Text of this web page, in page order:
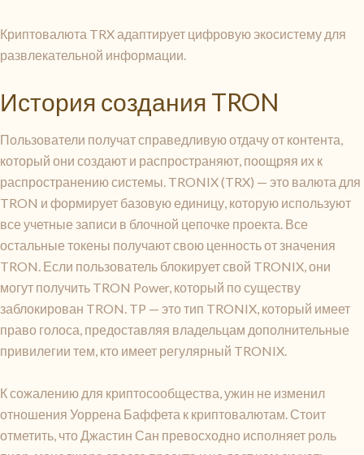
Криптовалюта TRX адаптирует цифровую экосистему для
развлекательной информации.
История создания TRON
Пользователи получат справедливую отдачу от контента,
который они создают и распространяют, поощряя их к
распространению системы. TRONIX (TRX) — это валюта для
TRON и формирует базовую единицу, которую используют
все учетные записи в блочной цепочке проекта. Все
остальные токены получают свою ценность от значения
TRON. Если пользователь блокирует свой TRONIX, они
могут получить TRON Power, который по существу
заблокирован TRON. TP — это тип TRONIX, который имеет
право голоса, предоставляя владельцам дополнительные
привилегии тем, кто имеет регулярный TRONIX.
К сожалению для криптосообщества, ужин не изменил
отношения Уоррена Баффета к криптовалютам. Стоит
отметить, что Джастин Сан превосходно исполняет роль